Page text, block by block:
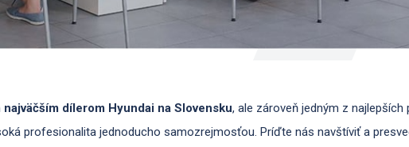
najväčším dílerom Hyundai na Slovensku, ale zároveň jedným z najlepších
profesionalita jednoducho samozrejmosťou. Príďte nás navštíviť a